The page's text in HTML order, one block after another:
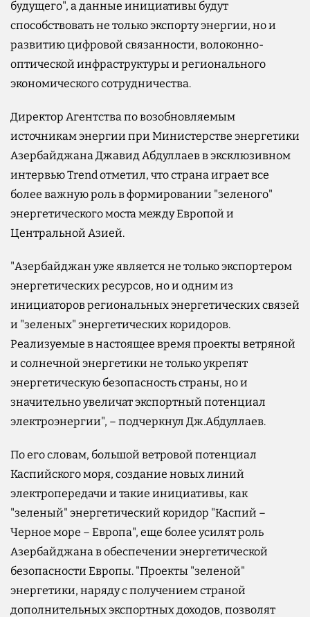
будущего", а данные инициативы будут
способствовать не только экспорту энергии, но и
развитию цифровой связанности, волоконно-
оптической инфраструктуры и регионального
экономического сотрудничества.
Директор Агентства по возобновляемым
источникам энергии при Министерстве энергетики
Азербайджана Джавид Абдуллаев в эксклюзивном
интервью Trend отметил, что страна играет все
более важную роль в формировании "зеленого"
энергетического моста между Европой и
Центральной Азией.
"Азербайджан уже является не только экспортером
энергетических ресурсов, но и одним из
инициаторов региональных энергетических связей
и "зеленых" энергетических коридоров.
Реализуемые в настоящее время проекты ветряной
и солнечной энергетики не только укрепят
энергетическую безопасность страны, но и
значительно увеличат экспортный потенциал
электроэнергии", – подчеркнул Дж.Абдуллаев.
По его словам, большой ветровой потенциал
Каспийского моря, создание новых линий
электропередачи и такие инициативы, как
"зеленый" энергетический коридор "Каспий –
Черное море – Европа", еще более усилят роль
Азербайджана в обеспечении энергетической
безопасности Европы. "Проекты "зеленой"
энергетики, наряду с получением страной
дополнительных экспортных доходов, позволят